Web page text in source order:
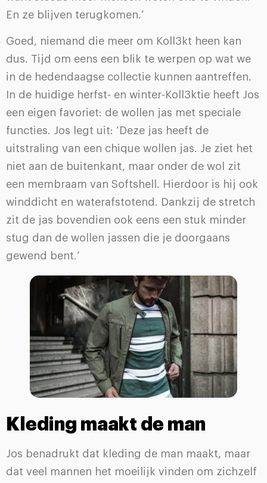
En ze blijven terugkomen.’
Goed, niemand die meer om Koll3kt heen kan
dus. Tijd om eens een blik te werpen op wat we
in de hedendaagse collectie kunnen aantreffen.
In de huidige herfst- en winter-Koll3ktie heeft Jos
een eigen favoriet: de wollen jas met speciale
functies. Jos legt uit: ‘Deze jas heeft de
uitstraling van een chique wollen jas. Je ziet het
niet aan de buitenkant, maar onder de wol zit
een membraam van Softshell. Hierdoor is hij ook
winddicht en waterafstotend. Dankzij de stretch
zit de jas bovendien ook eens een stuk minder
stug dan de wollen jassen die je doorgaans
gewend bent.’
Kleding maakt de man
Jos benadrukt dat kleding de man maakt, maar
dat veel mannen het moeilijk vinden om zichzelf